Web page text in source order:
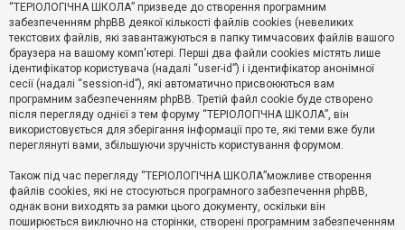
Т
е
м
и
б
е
з
в
і
д
о
і
д
е
й
“ТЕРІОЛОГІЧНА ШКОЛА” призведе до створення програмним
забезпеченням phpBB деякої кількості файлів cookies (невеликих
текстових файлів, які завантажуються в папку тимчасових файлів вашого
браузера на вашому комп'ютері. Перші два файли cookies містять лише
ідентифікатор користувача (надалі “user-id”) і ідентифікатор анонімної
сесії (надалі “session-id”), які автоматично присвоюються вам
програмним забезпеченням phpBB. Третій файл cookie буде створено
після перегляду однієї з тем форуму “ТЕРІОЛОГІЧНА ШКОЛА”, він
використовується для зберігання інформації про те, які теми вже були
переглянуті вами, збільшуючи зручність користування форумом.
Також під час перегляду “ТЕРІОЛОГІЧНА ШКОЛА”можливе створення
файлів cookies, які не стосуються програмного забезпечення phpBB,
однак вони виходять за рамки цього документу, оскільки він
поширюється виключно на сторінки, створені програмним забезпеченням